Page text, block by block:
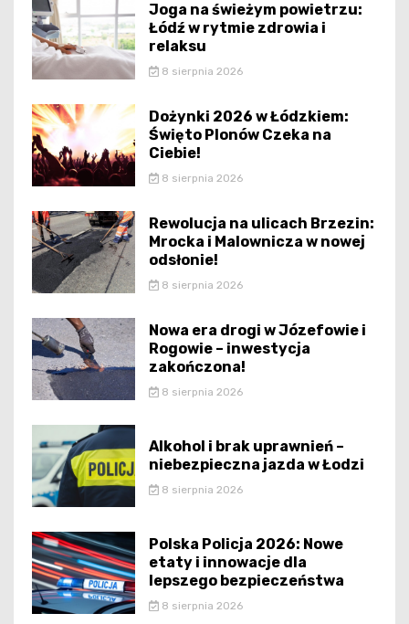
Joga na świeżym powietrzu:
Łódź w rytmie zdrowia i
relaksu
8 sierpnia 2026
Dożynki 2026 w Łódzkiem:
Święto Plonów Czeka na
Ciebie!
8 sierpnia 2026
Rewolucja na ulicach Brzezin:
Mrocka i Malownicza w nowej
odsłonie!
8 sierpnia 2026
Nowa era drogi w Józefowie i
Rogowie – inwestycja
zakończona!
8 sierpnia 2026
Alkohol i brak uprawnień –
niebezpieczna jazda w Łodzi
8 sierpnia 2026
Polska Policja 2026: Nowe
etaty i innowacje dla
lepszego bezpieczeństwa
8 sierpnia 2026